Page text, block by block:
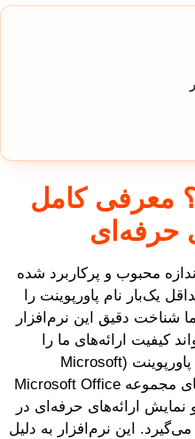
معرفی کامل
حرفه‌ای
محبوب و پرکاربرد شده
یک‌بار نام پاورپوینت را
شناخت دقیق این نرم‌افزار
کیفیت ارائه‌های ما را
به‌طور چشمگیری افزایش دهد. پاورپوینت (Microsoft
PowerPoint) یکی از نرم‌افزارهای مجموعه Microsoft Office
ارائه‌های حرفه‌ای در
این نرم‌افزار به دلیل